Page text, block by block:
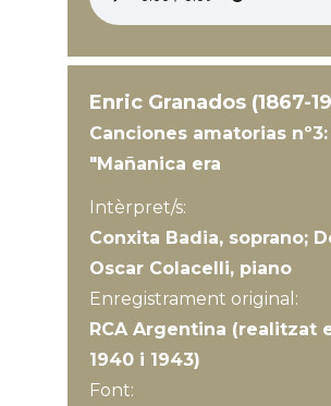
Enric Granados (1867-
Canciones amatorias nº3:
"Mañanica era
Intèrpret/s:
Conxita Badia, soprano;
Oscar Colacelli, piano
Enregistrament original:
RCA Argentina (realitzat
1940 i 1943)
Font: